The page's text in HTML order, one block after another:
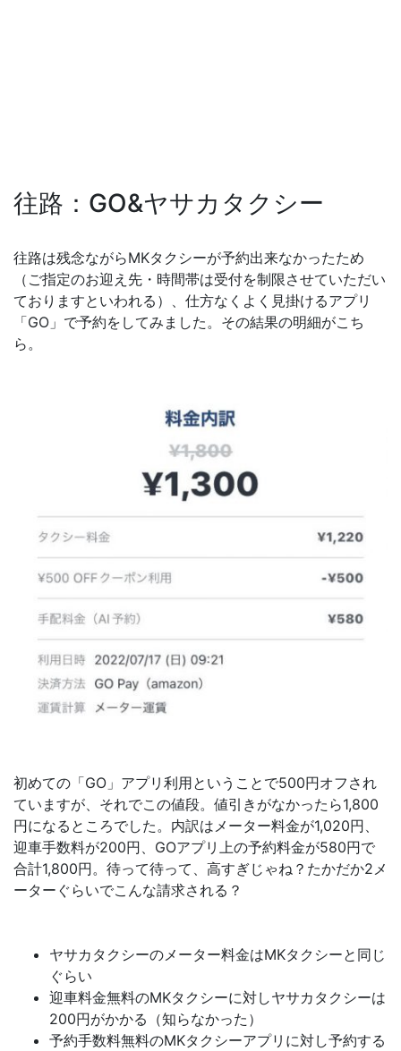
往路：GO&ヤサカタクシー
往路は残念ながらMKタクシーが予約出来なかったため
（ご指定のお迎え先・時間帯は受付を制限させていただい
ておりますといわれる）、仕方なくよく見掛けるアプリ
「GO」で予約をしてみました。その結果の明細がこち
ら。
初めての「GO」アプリ利用ということで500円オフされ
ていますが、それでこの値段。値引きがなかったら1,800
円になるところでした。内訳はメーター料金が1,020円、
迎車手数料が200円、GOアプリ上の予約料金が580円で
合計1,800円。待って待って、高すぎじゃね？たかだか2メ
ーターぐらいでこんな請求される？
ヤサカタクシーのメーター料金はMKタクシーと同じ
ぐらい
迎車料金無料のMKタクシーに対しヤサカタクシーは
200円がかかる（知らなかった）
予約手数料無料のMKタクシーアプリに対し予約する